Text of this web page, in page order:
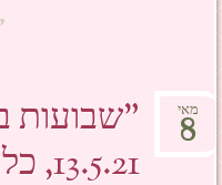
"שבועות
מאי
8